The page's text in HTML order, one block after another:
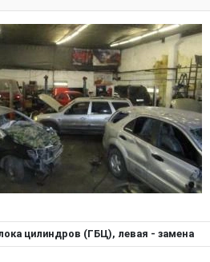
цилиндров (ГБЦ), левая - замена